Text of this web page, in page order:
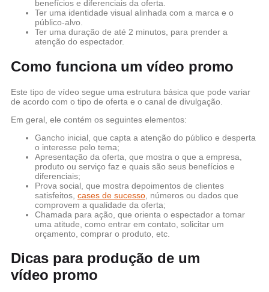
benefícios e diferenciais da oferta.
Ter uma identidade visual alinhada com a marca e o
público-alvo.
Ter uma duração de até 2 minutos, para prender a
atenção do espectador.
Como funciona um vídeo promo
Este tipo de vídeo segue uma estrutura básica que pode variar
de acordo com o tipo de oferta e o canal de divulgação.
Em geral, ele contém os seguintes elementos:
Gancho inicial, que capta a atenção do público e desperta
o interesse pelo tema;
Apresentação da oferta, que mostra o que a empresa,
produto ou serviço faz e quais são seus benefícios e
diferenciais;
Prova social, que mostra depoimentos de clientes
satisfeitos, cases de sucesso , números ou dados que
comprovem a qualidade da oferta;
Chamada para ação, que orienta o espectador a tomar
uma atitude, como entrar em contato, solicitar um
orçamento, comprar o produto, etc.
Dicas para produção de um
vídeo promo